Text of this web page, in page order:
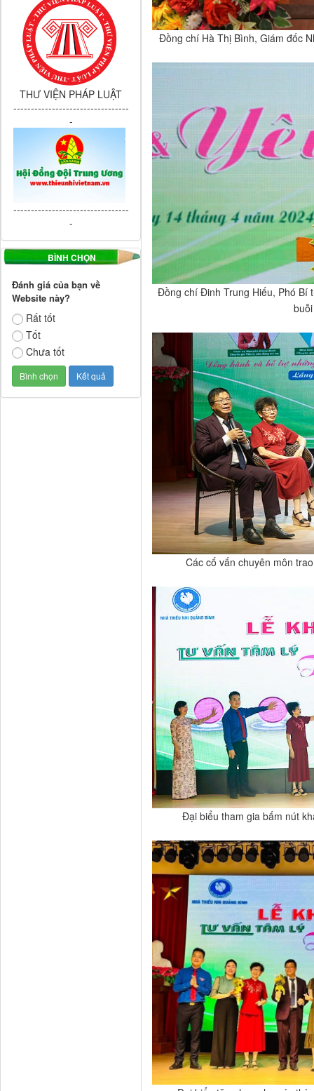
THƯ VIỆN PHÁP LUẬT
---------------------------------
-
---------------------------------
-
BÌNH CHỌN
Đánh giá của bạn về
Website này?
Rất tốt
Tốt
Chưa tốt
Đồng chí Hà Thị Bình, Giám đốc
Đồng chí Đinh Trung Hiếu, Phó Bí
Các cố vấn chuyên môn
Đại biểu tham gia bấm nút